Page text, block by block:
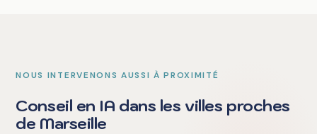
NOUS INTERVENONS AUSSI À PROXIMITÉ
Conseil en IA dans les villes proches
de Marseille